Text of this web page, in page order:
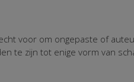
voor om ongepaste of
te zijn tot enige vorm van